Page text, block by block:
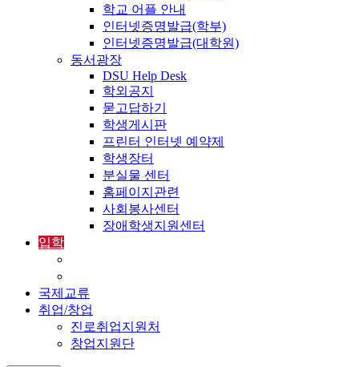
학교 어플 안내
인터넷증명발급(학부)
인터넷증명발급(대학원)
동서광장
DSU Help Desk
학외공지
묻고답하기
학생게시판
프린터 인터넷 예약제
학생장터
분실물 센터
홈페이지관련
사회봉사센터
장애학생지원센터
입학
국제교류
취업/창업
진로취업지원처
창업지원단